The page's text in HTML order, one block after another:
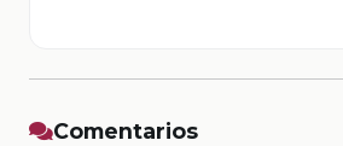
Comentarios